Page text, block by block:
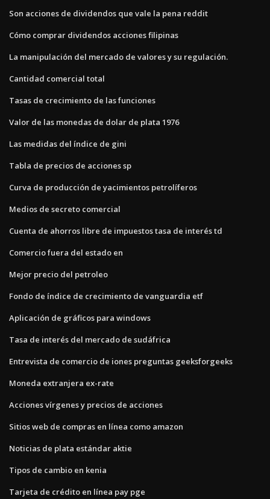
Son acciones de dividendos que vale la pena reddit
Cómo comprar dividendos acciones filipinas
La manipulación del mercado de valores y su regulación.
Cantidad comercial total
Tasas de crecimiento de las funciones
Valor de las monedas de dolar de plata 1976
Las medidas del índice de gini
Tabla de precios de acciones sp
Curva de producción de yacimientos petrolíferos
Medios de secreto comercial
Cuenta de ahorros libre de impuestos tasa de interés td
Comercio fuera del estado en
Mejor precio del petroleo
Fondo de índice de crecimiento de vanguardia etf
Aplicación de gráficos para windows
Tasa de interés del mercado de sudáfrica
Entrevista de comercio de iones preguntas geeksforgeeks
Moneda extranjera ex-rate
Acciones vírgenes y precios de acciones
Sitios web de compras en línea como amazon
Noticias de plata estándar aktie
Tipos de cambio en kenia
Tarjeta de crédito en línea pay pge